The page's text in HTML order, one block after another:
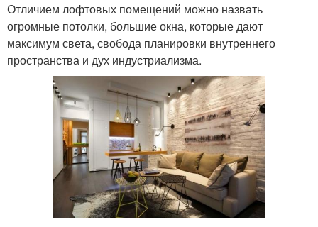
Отличием лофтовых помещений можно назвать
огромные потолки, большие окна, которые дают
максимум света, свобода планировки внутреннего
пространства и дух индустриализма.